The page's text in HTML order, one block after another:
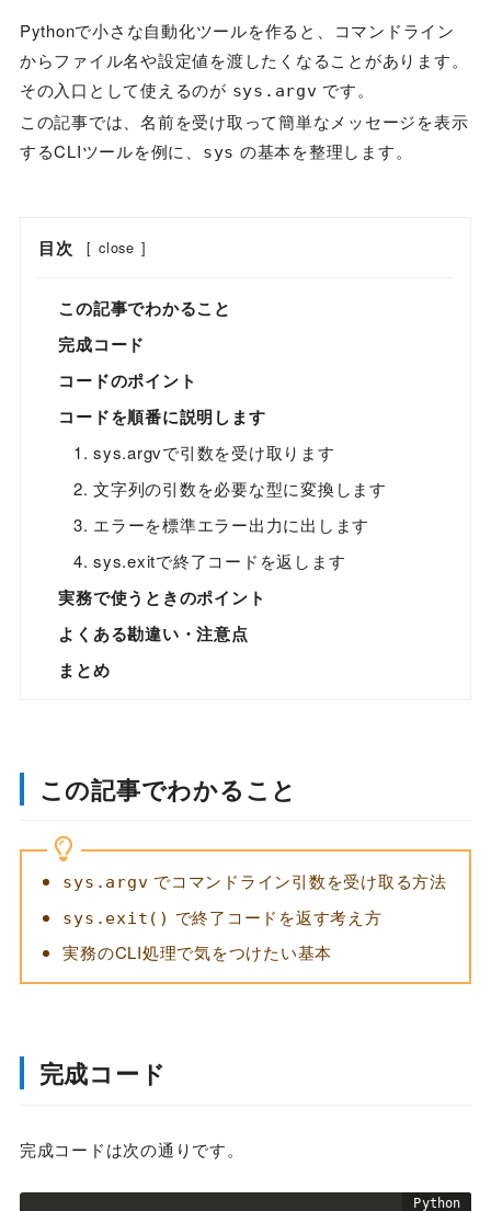
Pythonで小さな自動化ツールを作ると、コマンドライン
からファイル名や設定値を渡したくなることがあります。
その入口として使えるのが sys.argv です。
この記事では、名前を受け取って簡単なメッセージを表示
するCLIツールを例に、
sys の基本を整理します。
目次 [ close ]
この記事でわかること
完成コード
コードのポイント
コードを順番に説明します
1. sys.argvで引数を受け取ります
2. 文字列の引数を必要な型に変換します
3. エラーを標準エラー出力に出します
4. sys.exitで終了コードを返します
実務で使うときのポイント
よくある勘違い・注意点
まとめ
この記事でわかること
sys.argv でコマンドライン引数を受け取る方法
sys.exit() で終了コードを返す考え方
実務のCLI処理で気をつけたい基本
完成コード
完成コードは次の通りです。